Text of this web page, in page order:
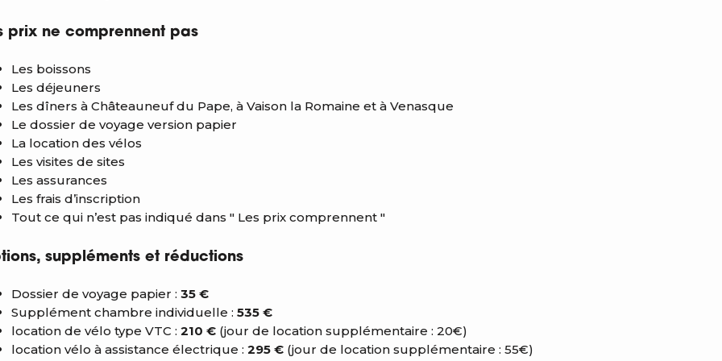
prix ne comprennent pas
Les boissons
Les déjeuners
Les dîners à Châteauneuf du Pape, à Vaison la Romaine et à Venasque
Le dossier de voyage version papier
La location des vélos
Les visites de sites
Les assurances
Les frais d’inscription
Tout ce qui n’est pas indiqué dans " Les prix comprennent "
suppléments et réductions
Dossier de voyage papier : 35 €
Supplément chambre individuelle : 535 €
location de vélo type VTC : 210 € (jour de location supplémentaire : 20€)
location vélo à assistance électrique : 295 € (jour de location supplémentaire : 55€)